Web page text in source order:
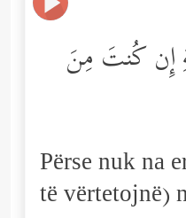
إِن كُنتَ مِنَ
Përse nuk na
të vërtetojnë)